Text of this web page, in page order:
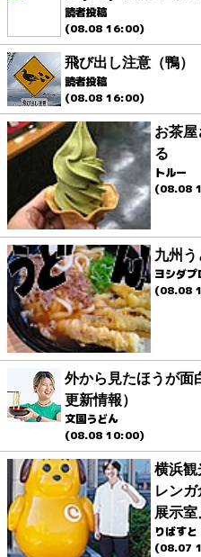
読者投稿
(08.08 16:00)
飛び出し注意（鴨）
読者投稿
(08.08 16:00)
お茶
る
トルー
(08.08
九州
ヨシダプ
(08.08
外から見たほうが面
更新情報）
文園うどん
(08.08 10:00)
横浜観
レン
展示室
りばすと
(08.07